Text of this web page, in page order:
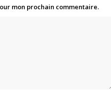
mon prochain commentaire.